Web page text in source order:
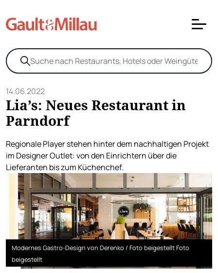
14.06.2022
Lia’s: Neues Restaurant in
Parndorf
Regionale Player stehen hinter dem nachhaltigen Projekt
im Designer Outlet: von den Einrichtern über die
Lieferanten bis zum Küchenchef.
Modernes Gastro-Design von Derenko / Foto beigestellt Foto
beigestellt